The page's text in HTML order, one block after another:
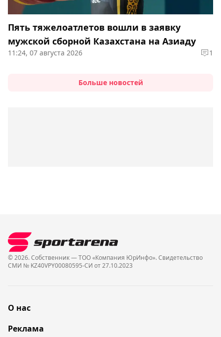
Пять тяжелоатлетов вошли в заявку
мужской сборной Казахстана на Азиаду
11:24, 07 августа 2026 1
Больше новостей
© 2026. Собственник — ТОО «Компания ЮрИнфо». Cвидетельство
СМИ № KZ40VPY00080595-СИ от 27.10.2023
О нас
Реклама